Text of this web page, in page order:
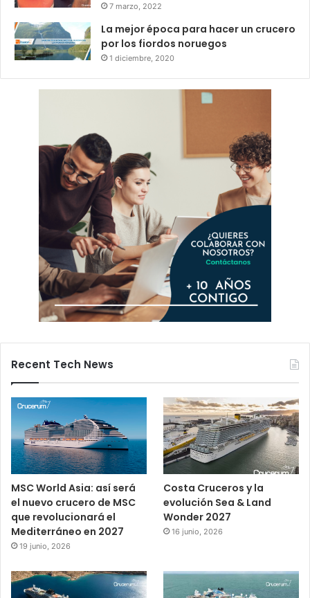
7 marzo, 2022
La mejor época para hacer un crucero
por los fiordos noruegos
1 diciembre, 2020
Recent Tech News
MSC World Asia: así será
el nuevo crucero de MSC
que revolucionará el
Mediterráneo en 2027
19 junio, 2026
Costa Cruceros y la
evolución Sea & Land
Wonder 2027
16 junio, 2026